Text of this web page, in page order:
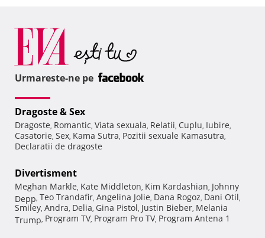
Urmareste-ne pe
Dragoste & Sex
Dragoste, Romantic, Viata sexuala, Relatii, Cuplu, Iubire,
Casatorie, Sex, Kama Sutra, Pozitii sexuale Kamasutra,
Declaratii de dragoste
Divertisment
Meghan Markle, Kate Middleton, Kim Kardashian, Johnny
Depp, Teo Trandafir, Angelina Jolie, Dana Rogoz, Dani Otil,
Smiley, Andra, Delia, Gina Pistol, Justin Bieber, Melania
Trump, Program TV, Program Pro TV, Program Antena 1